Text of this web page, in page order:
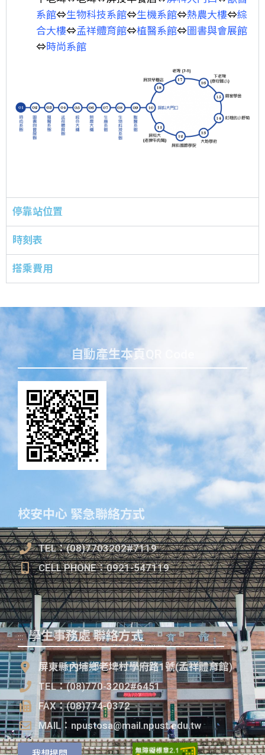
系館⇔生物科技系館⇔生機系館⇔熱農大樓⇔綜
合大樓⇔孟祥體育館⇔植醫系館⇔圖書與會展館
⇔時尚系館
停靠站位置
時刻表
搭乘費用
::: 學生事務處 聯絡方式
屏東縣內埔鄉老埤村學府路1號(孟祥體育館)
TEL：(08)770-3202#6451
FAX：(08)774-0372
MAIL：npustosa@mail.npust.edu.tw
校安中心 緊急聯絡方式
TEL：(08)7703202#7119
CELL PHONE：0921-547119
自動產生本頁QR Code